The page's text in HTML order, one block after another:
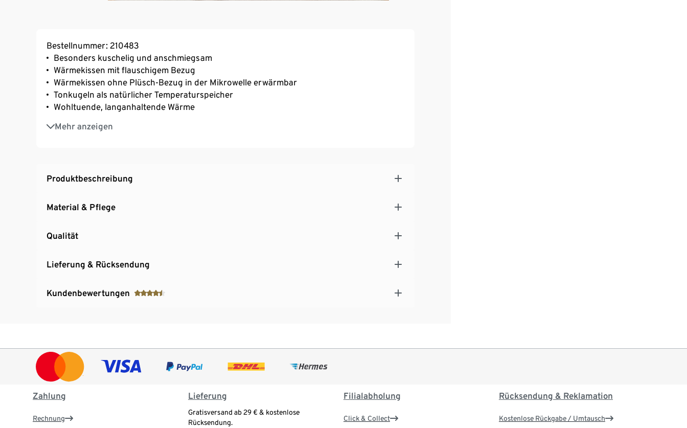
Bestellnummer: 210483
Besonders kuschelig und anschmiegsam
Wärmekissen mit flauschigem Bezug
Wärmekissen ohne Plüsch-Bezug in der Mikrowelle erwärmbar
Tonkugeln als natürlicher Temperaturspeicher
Wohltuende, langanhaltende Wärme
Mehr anzeigen
Plüsch-Bezug waschbar
Produktbeschreibung
Material & Pflege
Qualität
Lieferung & Rücksendung
Kundenbewertungen
Zahlung
Rechnung
Lieferung
Gratisversand ab 29 € & kostenlose
Rücksendung.
Filialabholung
Click & Collect
Rücksendung & Reklamation
Kostenlose Rückgabe / Umtausch